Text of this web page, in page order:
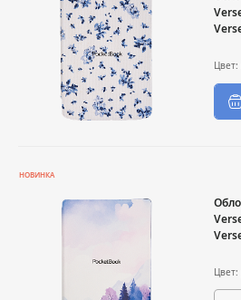
НОВИНКА
Цвет: